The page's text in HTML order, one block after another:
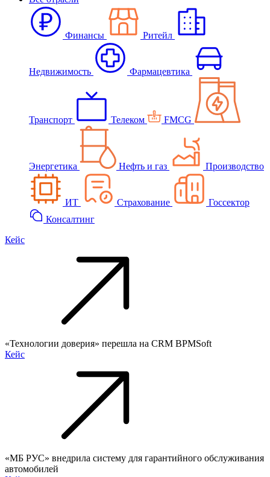
Финансы Ритейл
Недвижимость Фармацевтика
Транспорт Телеком FMCG
Энергетика Нефть и газ Производство
ИТ Страхование
Госсектор
Консалтинг
Кейс
«Технологии доверия» перешла на CRM BPMSoft
Кейс
«МБ РУС» внедрила систему для гарантийного обслуживания
автомобилей